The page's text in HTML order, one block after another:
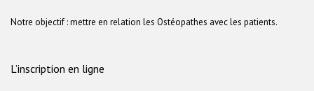
Notre objectif : mettre en relation les Ostéopathes avec les patients.
L’inscription en ligne